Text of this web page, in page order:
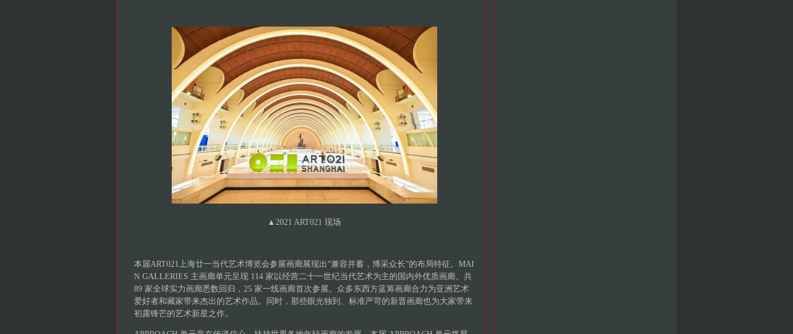
▲ 2021 ART021 现场
本届ART021上海廿一当代艺术博览会参展画廊展现出“兼容并蓄，博采众长”的布局特征。MAI
N GALLERIES 主画廊单元呈现 114 家以经营二十一世纪当代艺术为主的国内外优质画廊。共
89 家全球实力画廊悉数回归，25 家一线画廊首次参展。众多东西方蓝筹画廊合力为亚洲艺术
爱好者和藏家带来杰出的艺术作品。同时，那些眼光独到、标准严苛的新晋画廊也为大家带来
初露锋芒的艺术新星之作。